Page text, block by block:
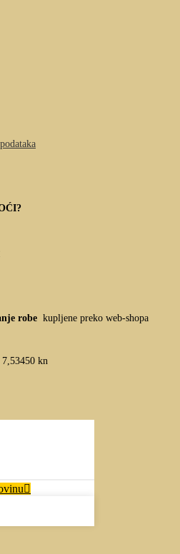
robe kupljene preko web-shopa
kn